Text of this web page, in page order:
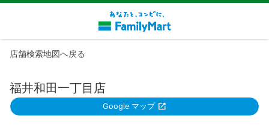
店舗検索地図へ戻る
福井和田一丁目店
Google マップ